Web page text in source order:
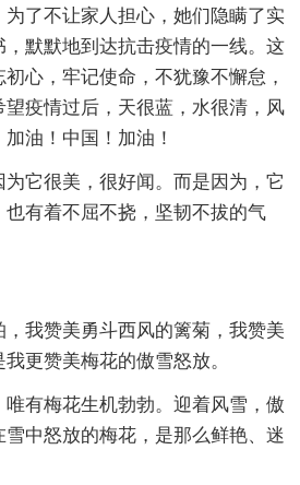
了不让家人担心，她们隐瞒了实
默默地到达抗击疫情的一线。这
心，牢记使命，不犹豫不懈怠，
疫情过后，天很蓝，水很清，风
油！中国！加油！
它很美，很好闻。而是因为，它
有着不屈不挠，坚韧不拔的气
我赞美勇斗西风的篱菊，我赞美
更赞美梅花的傲雪怒放。
有梅花生机勃勃。迎着风雪，傲
中怒放的梅花，是那么鲜艳、迷